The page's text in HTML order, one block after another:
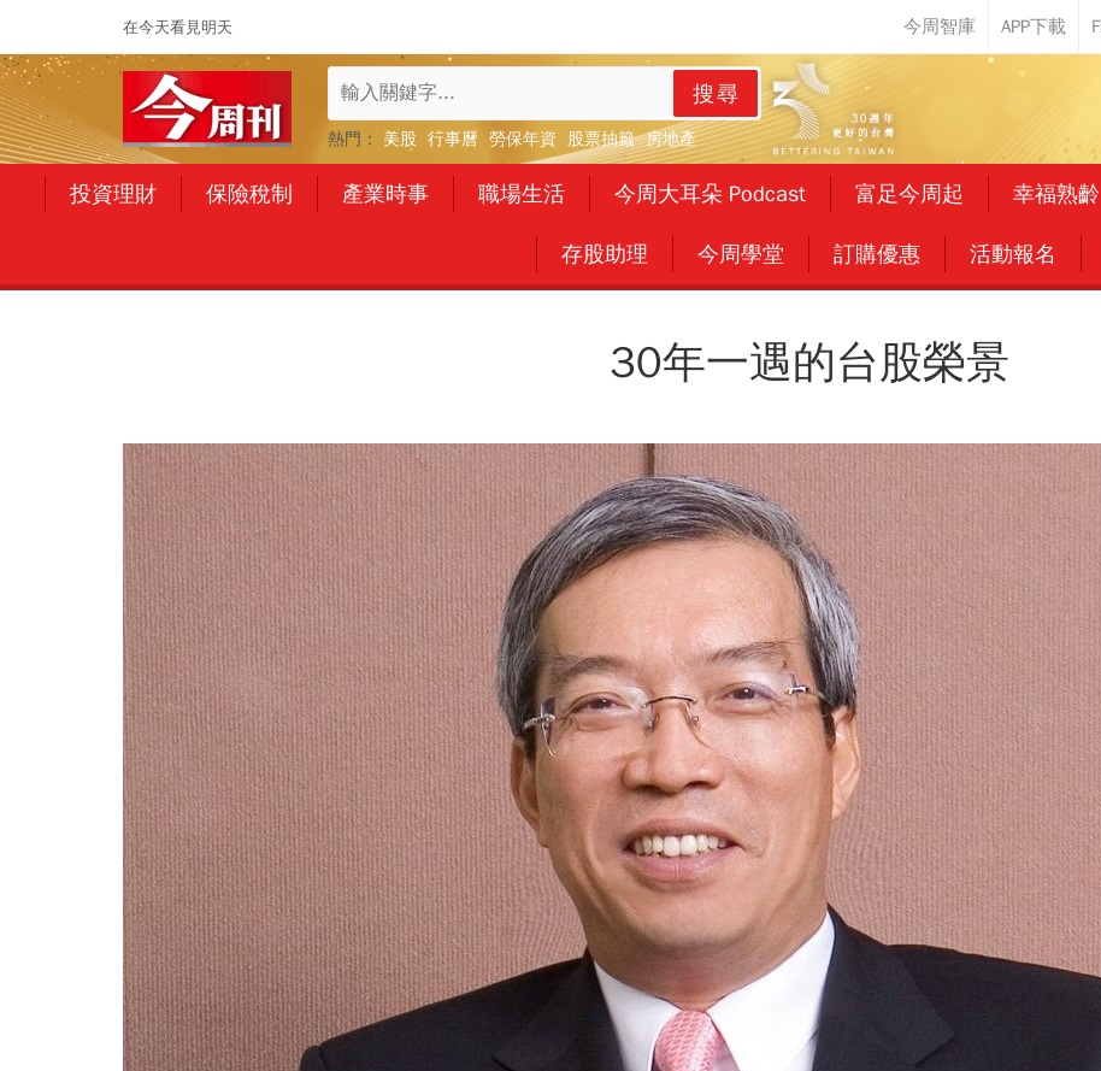
在今天看見明天
搜尋
熱門： 美股 行事曆 勞保年資 股票抽籤 房地產
投資理財 保險稅制 產業時事 職場生活 今周大耳朵 Podcast 富足今周起 幸福熟齡
存股助理 今周學堂 訂購優惠 活動報名
30年一遇的台股榮景